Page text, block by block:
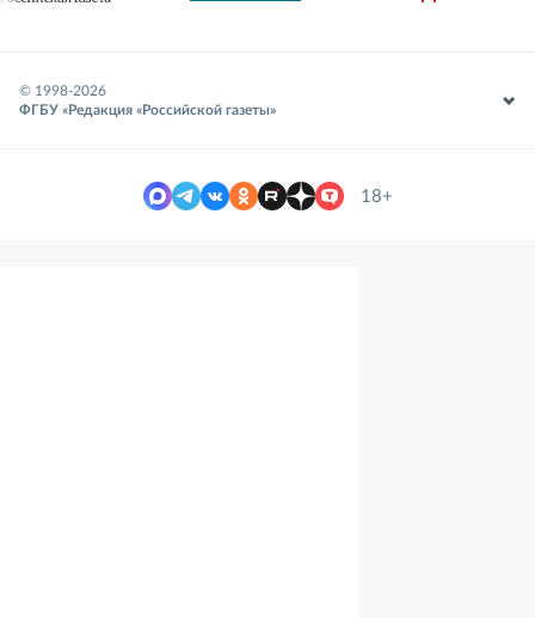
© 1998-2026
ФГБУ «Редакция «Российской газеты»
18+